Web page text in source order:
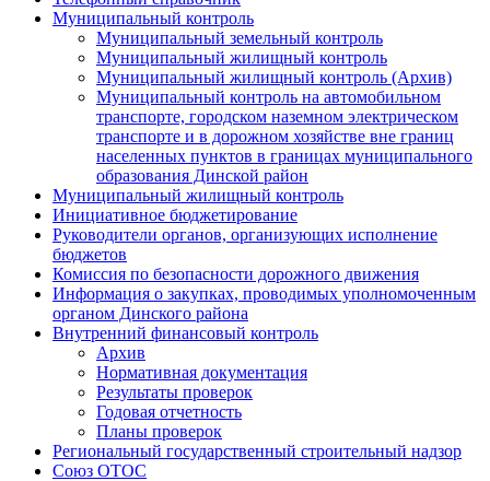
Муниципальный контроль
Муниципальный земельный контроль
Муниципальный жилищный контроль
Муниципальный жилищный контроль (Архив)
Муниципальный контроль на автомобильном
транспорте, городском наземном электрическом
транспорте и в дорожном хозяйстве вне границ
населенных пунктов в границах муниципального
образования Динской район
Муниципальный жилищный контроль
Инициативное бюджетирование
Руководители органов, организующих исполнение
бюджетов
Комиссия по безопасности дорожного движения
Информация о закупках, проводимых уполномоченным
органом Динского района
Внутренний финансовый контроль
Архив
Нормативная документация
Результаты проверок
Годовая отчетность
Планы проверок
Региональный государственный строительный надзор
Союз ОТОС